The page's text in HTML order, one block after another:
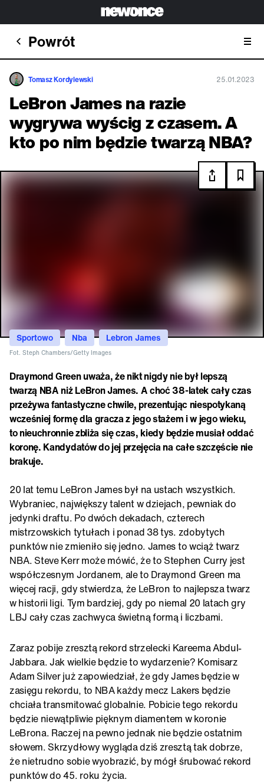
Powrót
Tomasz Kordylewski 25.01.2023
LeBron James na razie
wygrywa wyścig z czasem. A
kto po nim będzie twarzą NBA?
Sportowo Nba Lebron James
Fot. Steph Chambers/Getty Images
Draymond Green uważa, że nikt nigdy nie był lepszą
twarzą NBA niż LeBron James. A choć 38-latek cały czas
przeżywa fantastyczne chwile, prezentując niespotykaną
wcześniej formę dla gracza z jego stażem i w jego wieku,
to nieuchronnie zbliża się czas, kiedy będzie musiał oddać
koronę. Kandydatów do jej przejęcia na całe szczęście nie
brakuje.
20 lat temu LeBron James był na ustach wszystkich.
Wybraniec, największy talent w dziejach, pewniak do
jedynki draftu. Po dwóch dekadach, czterech
mistrzowskich tytułach i ponad 38 tys. zdobytych
punktów nie zmieniło się jedno. James to wciąż twarz
NBA. Steve Kerr może mówić, że to Stephen Curry jest
współczesnym Jordanem, ale to Draymond Green ma
więcej racji, gdy stwierdza, że LeBron to najlepsza twarz
w historii ligi. Tym bardziej, gdy po niemal 20 latach gry
LBJ cały czas zachwyca świetną formą i liczbami.
Zaraz pobije zresztą rekord strzelecki Kareema Abdul-
Jabbara. Jak wielkie będzie to wydarzenie? Komisarz
Adam Silver już zapowiedział, że gdy James będzie w
zasięgu rekordu, to NBA każdy mecz Lakers będzie
chciała transmitować globalnie. Pobicie tego rekordu
będzie niewątpliwie pięknym diamentem w koronie
LeBrona. Raczej na pewno jednak nie będzie ostatnim
słowem. Skrzydłowy wygląda dziś zresztą tak dobrze,
że nietrudno sobie wyobrazić, by mógł śrubować rekord
punktów do 45. roku życia.